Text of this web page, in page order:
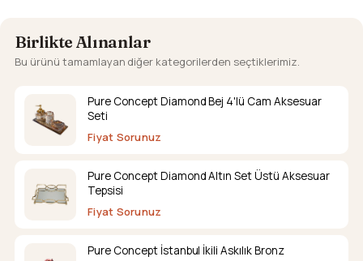
Birlikte Alınanlar
Bu ürünü tamamlayan diğer kategorilerden seçtiklerimiz.
Pure Concept Diamond Bej 4'lü Cam Aksesuar
Seti
Fiyat Sorunuz
Pure Concept Diamond Altın Set Üstü Aksesuar
Tepsisi
Fiyat Sorunuz
Pure Concept İstanbul İkili Askılık Bronz